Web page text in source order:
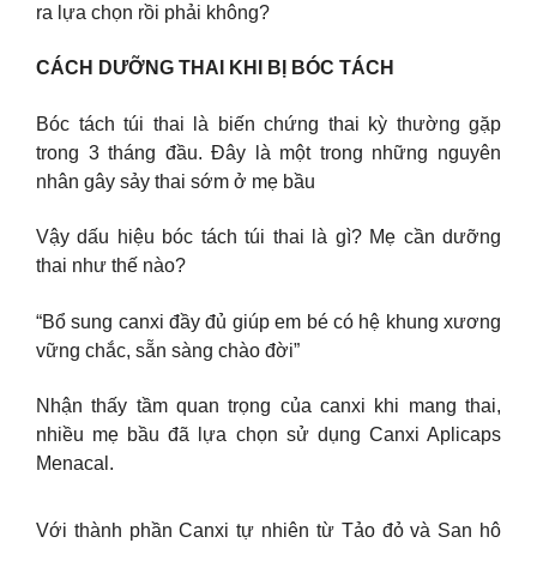
ra lựa chọn rồi phải không?
CÁCH DƯỠNG THAI KHI BỊ BÓC TÁCH
Bóc tách túi thai là biến chứng thai kỳ thường gặp
trong 3 tháng đầu. Đây là một trong những nguyên
nhân gây sảy thai sớm ở mẹ bầu
Vậy dấu hiệu bóc tách túi thai là gì? Mẹ cần dưỡng
thai như thế nào?
“Bổ sung canxi đầy đủ giúp em bé có hệ khung xương
vững chắc, sẵn sàng chào đời”
Nhận thấy tầm quan trọng của canxi khi mang thai,
nhiều mẹ bầu đã lựa chọn sử dụng Canxi Aplicaps
Menacal.
Với thành phần Canxi tự nhiên từ Tảo đỏ và San hô